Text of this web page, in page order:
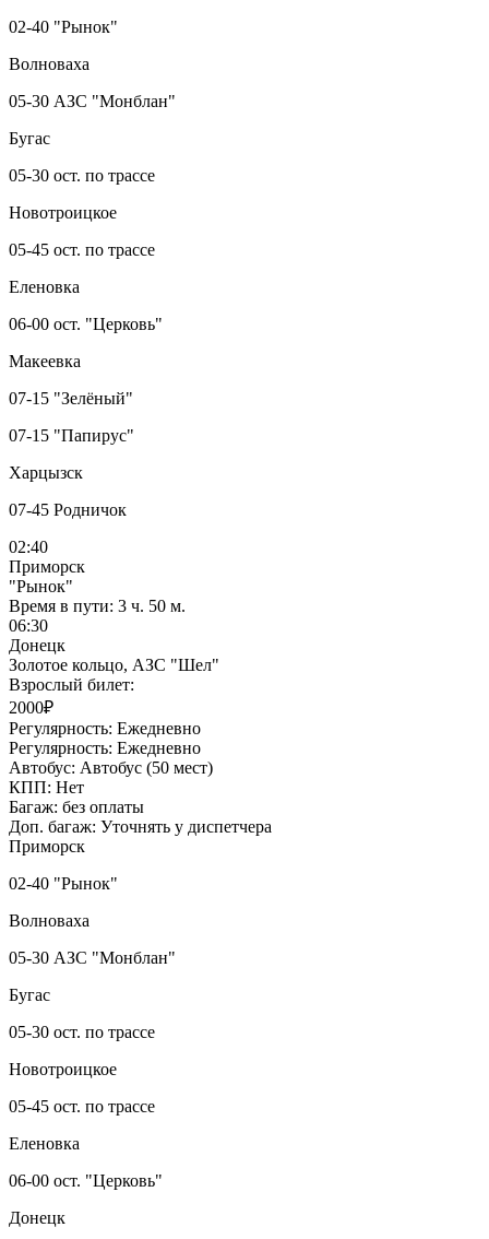
02-40 "Рынок"
Волноваха
05-30 АЗС "Монблан"
Бугас
05-30 ост. по трассе
Новотроицкое
05-45 ост. по трассе
Еленовка
06-00 ост. "Церковь"
Макеевка
07-15 "Зелёный"
07-15 "Папирус"
Харцызск
07-45 Родничок
02:40
Приморск
"Рынок"
Время в пути: 3 ч. 50 м.
06:30
Донецк
Золотое кольцо, АЗС "Шел"
Взрослый билет:
2000₽
Регулярность: Ежедневно
Регулярность: Ежедневно
Автобус: Автобус (50 мест)
КПП: Нет
Багаж: без оплаты
Доп. багаж: Уточнять у диспетчера
Приморск
02-40 "Рынок"
Волноваха
05-30 АЗС "Монблан"
Бугас
05-30 ост. по трассе
Новотроицкое
05-45 ост. по трассе
Еленовка
06-00 ост. "Церковь"
Донецк